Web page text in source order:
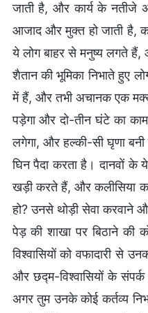
जाती है, और कार्य के नतीजे
आजाद और मुक्त हो जाती है,
ये लोग बाहर से मनुष्य लगते हैं,
शैतान की भूमिका निभाते हुए
में हैं, और तभी अचानक एक
पड़ेगा और दो-तीन घंटे का काम
लगेगा, और हल्की-सी घृणा
घिन पैदा करता है। दानवों के
खड़ी करते हैं, और कलीसिया
हो? उनसे थोड़ी सेवा करवाने
पेड़ की शाखा पर बिठाने
विश्वासियों को वफादारी से
और छद्म-विश्वासियों के
अगर तुम उनके कोई कर्तव्य